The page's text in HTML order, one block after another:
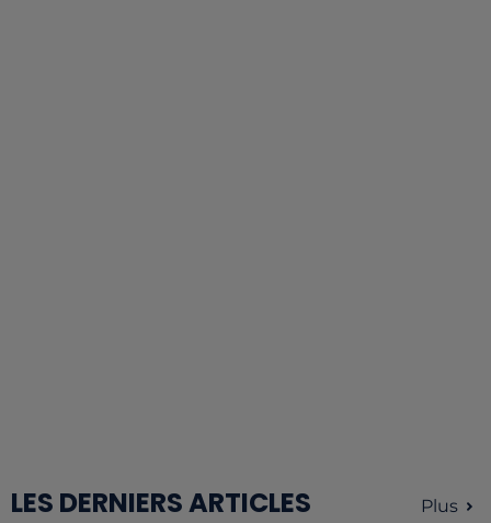
LES DERNIERS ARTICLES Plus